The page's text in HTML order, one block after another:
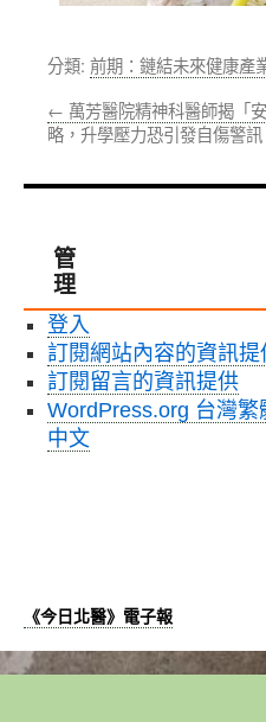
分類: 前期：鏈結未來健康產
← 萬芳醫院精神科醫師揭「
略，升學壓力恐引發自傷警訊
管
理
登入
訂閱網站內容的資訊提
訂閱留言的資訊提供
WordPress.org 台灣繁
中文
《今日北醫》電子報